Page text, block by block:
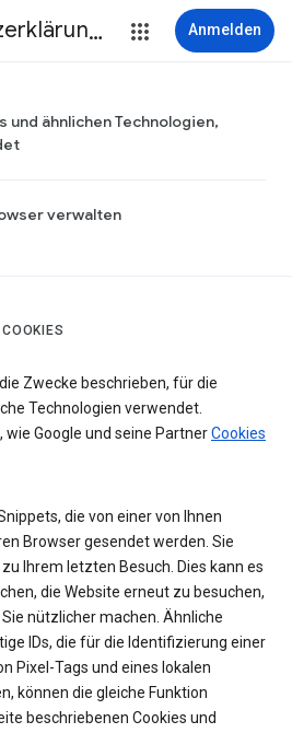
Datenschutzerklärung & Nutzungsbedingungen Anmelden
und ähnlichen Technologien,
verwalten
Zwecke beschrieben, für die
Technologien verwendet.
Google und seine PartnerCookies
die von einer von Ihnen
Browser gesendet werden. Sie
Ihrem letzten Besuch. Dies kann es
die Website erneut zu besuchen,
nützlicher machen. Ähnliche
IDs, die für die Identifizierung einer
Pixel-Tags und eines lokalen
können die gleiche Funktion
beschriebenen Cookies und